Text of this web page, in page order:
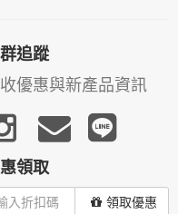
追蹤
優惠與新產品資訊
領取
領取優惠